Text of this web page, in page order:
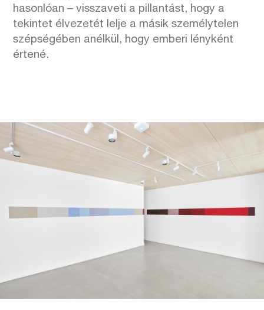
hasonlóan – visszaveti a pillantást, hogy a
tekintet élvezetét lelje a másik személytelen
szépségében anélkül, hogy emberi lényként
értené.